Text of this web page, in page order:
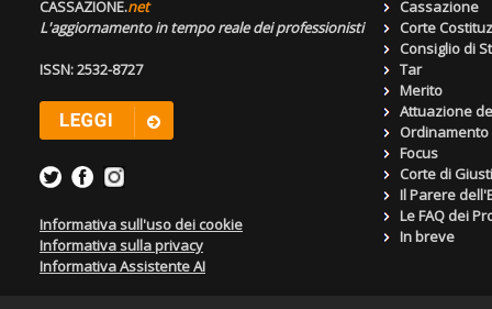
CASSAZIONE.net
L'aggiornamento in tempo reale dei professionisti
ISSN: 2532-8727
Informativa sull'uso dei cookie
Informativa sulla privacy
Informativa Assistente AI
Cassazione
Corte
Consiglio di
Tar
Merito
Attuazione
Focus
Corte di
Il Parere
Le FAQ dei
In breve